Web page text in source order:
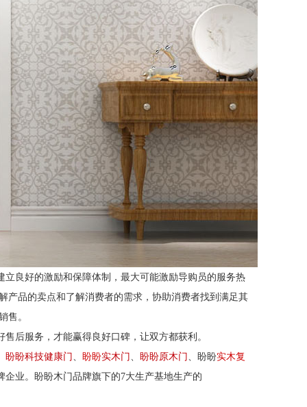
良好的激励和保障体制，最大可能激励导购员的服务热
产品的卖点和了解消费者的需求，协助消费者找到满足其
售。
后服务，才能赢得良好口碑，让双方都获利。
盼盼科技健康门 、 盼盼实木门 、 盼盼原木门 、盼盼实木复
业。盼盼木门品牌旗下的7大生产基地生产的